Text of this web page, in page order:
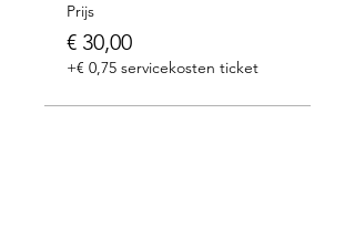
Prijs
€ 30,00
+€ 0,75 servicekosten ticket